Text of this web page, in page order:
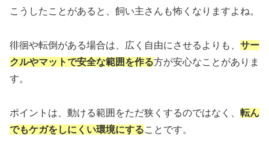
こうしたことがあると、飼い主さんも怖くなりますよね。
徘徊や転倒がある場合は、広く自由にさせるよりも、 サー
クルやマットで安全な範囲を作る方が安心なことがありま
す。
ポイントは、動ける範囲をただ狭くするのではなく、 転ん
でもケガをしにくい環境にすることです。